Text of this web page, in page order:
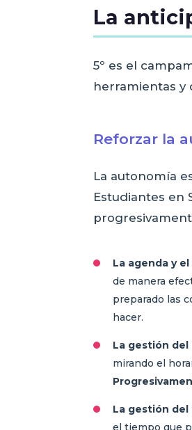
La
5º es el
herramientas y
Reforzar la
La autonomía
Estudiantes en
La agenda y
de manera
preparado las
hacer.
La gestión del
mirando el
La gestión
el tiempo que